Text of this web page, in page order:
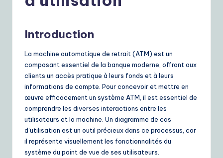
o
D
ai
ly
G
Introduction
La machine automatique de retrait (ATM) est un
composant essentiel de la banque moderne, offrant aux
clients un accès pratique à leurs fonds et à leurs
informations de compte. Pour concevoir et mettre en
œuvre efficacement un système ATM, il est essentiel de
comprendre les diverses interactions entre les
utilisateurs et la machine. Un diagramme de cas
d’utilisation est un outil précieux dans ce processus, car
il représente visuellement les fonctionnalités du
système du point de vue de ses utilisateurs.